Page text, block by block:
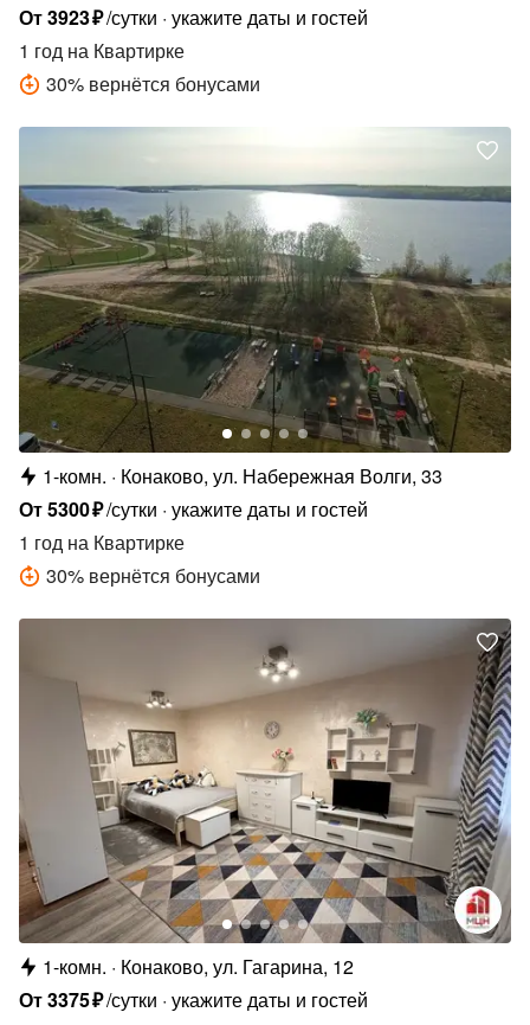
От3923₽/сутки укажите даты и гостей
1 год на Квартирке
30% вернётся бонусами
1-комн.
Конаково, ул. Набережная Волги, 33
От5300₽/сутки укажите даты и гостей
1 год на Квартирке
30% вернётся бонусами
1-комн.
Конаково, ул. Гагарина, 12
От3375₽/сутки укажите даты и гостей